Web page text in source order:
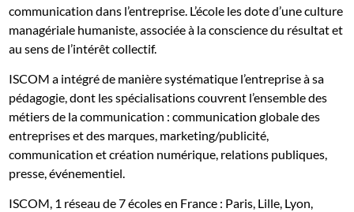
communication dans l’entreprise. L’école les dote d’une culture
managériale humaniste, associée à la conscience du résultat et
au sens de l’intérêt collectif.
ISCOM a intégré de manière systématique l’entreprise à sa
pédagogie, dont les spécialisations couvrent l’ensemble des
métiers de la communication : communication globale des
entreprises et des marques, marketing/publicité,
communication et création numérique, relations publiques,
presse, événementiel.
ISCOM, 1 réseau de 7 écoles en France : Paris, Lille, Lyon,